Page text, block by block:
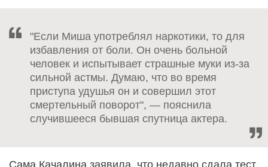
"Если Миша употреблял наркотики, то для
избавления от боли. Он очень больной
человек и испытывает страшные муки из-за
сильной астмы. Думаю, что во время
приступа удушья он и совершил этот
смертельный поворот", — пояснила
случившееся бывшая спутница актера.
Сама Качалина заявила, что недавно сдала тест